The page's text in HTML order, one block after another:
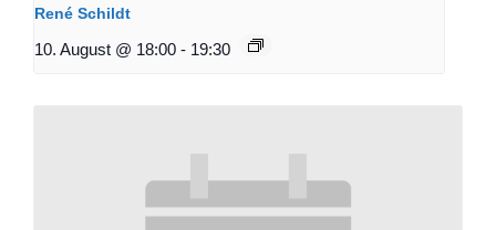
René Schildt
10. August @ 18:00 - 19:30